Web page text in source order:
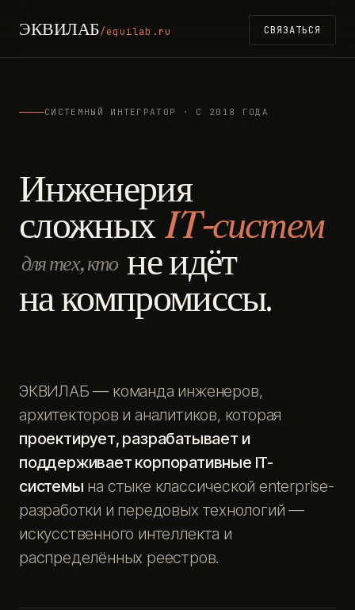
ЭКВИЛАБ/equilab.ru СВЯЗАТЬСЯ
СИСТЕМНЫЙ ИНТЕГРАТОР · С 2018 ГОДА
Инженерия
сложныхIT-систем
для тех, кто не идёт
на компромиссы.
ЭКВИЛАБ — команда инженеров,
архитекторов и аналитиков, которая
проектирует, разрабатывает и
поддерживает корпоративные IT-
системы на стыке классической enterprise-
разработки и передовых технологий —
искусственного интеллекта и
распределённых реестров.